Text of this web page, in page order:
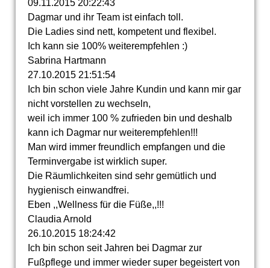
09.11.2015 20:22:43
Dagmar und ihr Team ist einfach toll.
Die Ladies sind nett, kompetent und flexibel.
Ich kann sie 100% weiterempfehlen :)
Sabrina Hartmann
27.10.2015 21:51:54
Ich bin schon viele Jahre Kundin und kann mir gar
nicht vorstellen zu wechseln,
weil ich immer 100 % zufrieden bin und deshalb
kann ich Dagmar nur weiterempfehlen!!!
Man wird immer freundlich empfangen und die
Terminvergabe ist wirklich super.
Die Räumlichkeiten sind sehr gemütlich und
hygienisch einwandfrei.
Eben ,,Wellness für die Füße,,!!!
Claudia Arnold
26.10.2015 18:24:42
Ich bin schon seit Jahren bei Dagmar zur
Fußpflege und immer wieder super begeistert von